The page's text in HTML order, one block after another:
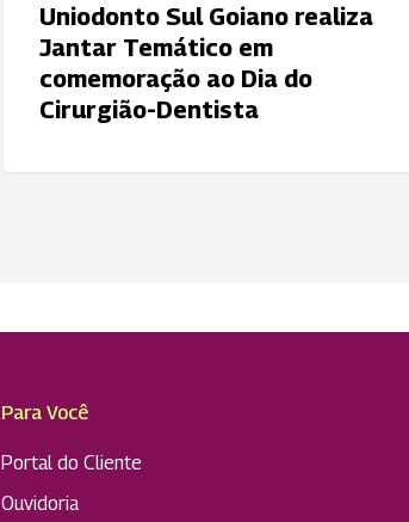
Cirurgião-
Dentista
Uniodonto Sul Goiano realiza
Jantar Temático em
comemoração ao Dia do
Cirurgião-Dentista
Para Você
Portal do Cliente
Ouvidoria